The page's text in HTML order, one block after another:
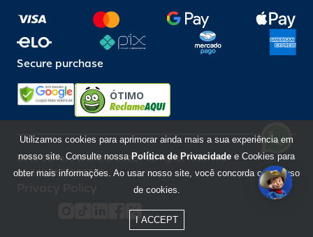
Secure purchase
ÓTIMO
Beto Carrero World @ 2026 / All rights reserved
85.248.987/0001-10
Utilizamos cookies para aprimorar ainda mais a sua experiência em
nosso site. Consulte nossa Política de Privacidade e Cookies para
obter mais informações. Ao usar nosso site, você concorda com o uso
de cookies.
I ACCEPT